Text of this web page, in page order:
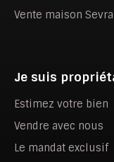
Vente maison
Je suis
Estimez votre bien
Vendre avec nous
Le mandat exclusif